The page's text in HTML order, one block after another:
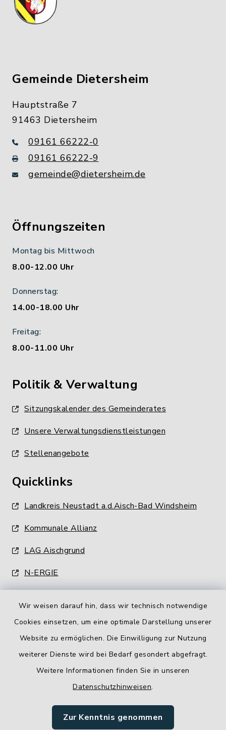
Wir weisen darauf hin, dass wir technisch notwendige
Cookies einsetzen, um eine optimale Darstellung unserer
Website zu ermöglichen. Die Einwilligung zur Nutzung
weiterer Dienste wird bei Bedarf gesondert abgefragt.
Weitere Informationen finden Sie in unseren
Datenschutzhinweisen.
Zur Kenntnis genommen
Gemeinde Dietersheim
Hauptstraße 7
91463 Dietersheim
09161 66222-0
09161 66222-9
gemeinde@dietersheim.de
Öffnungszeiten
Montag bis Mittwoch
8.00-12.00 Uhr
Donnerstag:
14.00-18.00 Uhr
Freitag:
8.00-11.00 Uhr
Politik & Verwaltung
Sitzungskalender des Gemeinderates
Unsere Verwaltungsdienstleistungen
Stellenangebote
Quicklinks
Landkreis Neustadt a.d.Aisch-Bad Windsheim
Kommunale Allianz
LAG Aischgrund
N-ERGIE
Barrierefreiheit
Impressum